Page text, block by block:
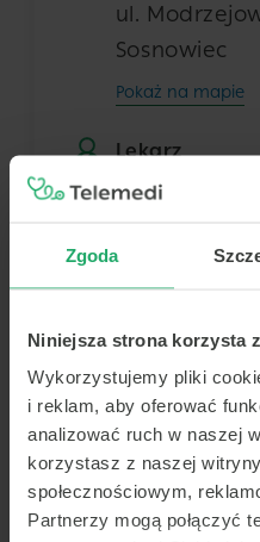
Zgoda
Niniejsza strona korzysta
Wykorzystujemy pliki
i reklam, aby oferować
analizować ruch w naszej
korzystasz z naszej
społecznościowym,
Partnerzy mogą połączyć
ul.
Sosnowiec
Pokaż na mapie
Lekarz
Dowolny z tej
Termin
7 sierpnia
-
-
8
Brak